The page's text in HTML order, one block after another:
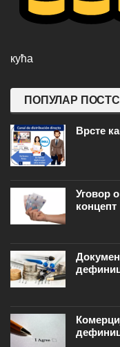
кућа
ПОПУЛАР ПОСТС
Врсте
Уговор
концепт